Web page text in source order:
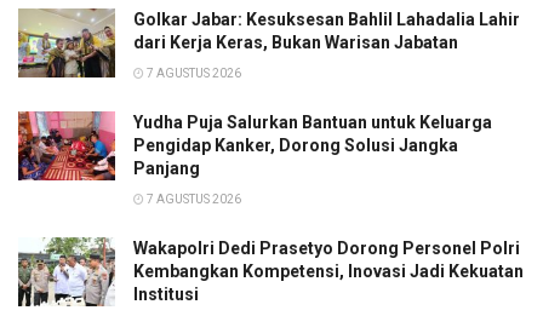
Golkar Jabar: Kesuksesan Bahlil Lahadalia Lahir
dari Kerja Keras, Bukan Warisan Jabatan
7 AGUSTUS 2026
Yudha Puja Salurkan Bantuan untuk Keluarga
Pengidap Kanker, Dorong Solusi Jangka
Panjang
7 AGUSTUS 2026
Wakapolri Dedi Prasetyo Dorong Personel Polri
Kembangkan Kompetensi, Inovasi Jadi Kekuatan
Institusi